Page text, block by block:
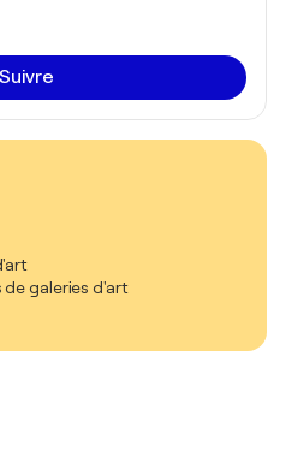
Suivre
de galeries d'art